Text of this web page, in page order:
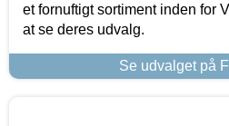
et fornuftigt sortiment inden for
at se deres udvalg.
Se udvalget på